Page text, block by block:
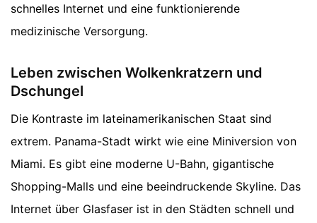
schnelles Internet und eine funktionierende
medizinische Versorgung.
Leben zwischen Wolkenkratzern und
Dschungel
Die Kontraste im lateinamerikanischen Staat sind
extrem. Panama-Stadt wirkt wie eine Miniversion von
Miami. Es gibt eine moderne U-Bahn, gigantische
Shopping-Malls und eine beeindruckende Skyline. Das
Internet über Glasfaser ist in den Städten schnell und